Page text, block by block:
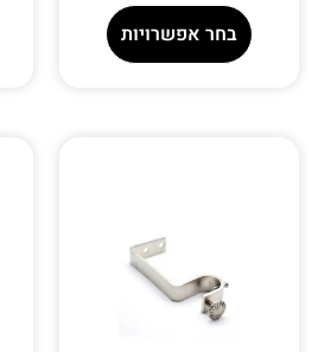
בחר אפשרויות